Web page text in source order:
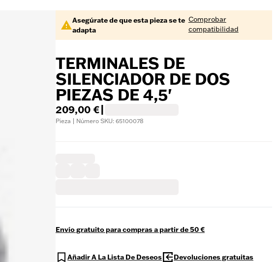
Asegúrate de que esta pieza se te
adapta
Comprobar
compatibilidad
TERMINALES DE
SILENCIADOR DE DOS
PIEZAS DE 4,5'
209,00 €
Pieza | Número SKU: 65100078
Envío gratuito para compras a partir de 50 €
Añadir A La Lista De Deseos Devoluciones gratuitas